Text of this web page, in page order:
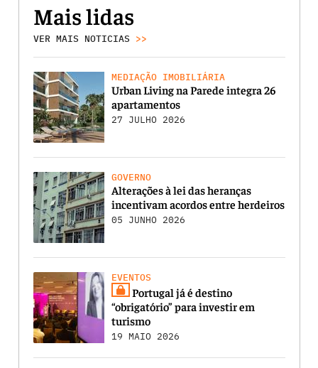
Mais lidas
VER MAIS NOTICIAS >>
MEDIAÇÃO IMOBILIÁRIA
Urban Living na Parede integra 26
apartamentos
27 JULHO 2026
GOVERNO
Alterações à lei das heranças
incentivam acordos entre herdeiros
05 JUNHO 2026
EVENTOS
Portugal já é destino
“obrigatório” para investir em
turismo
19 MAIO 2026